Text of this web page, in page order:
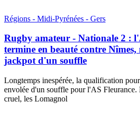
Régions - Midi-Pyrénées - Gers
Rugby amateur - Nationale 2 :
termine en beauté contre
jackpot d'un souffle
Longtemps inespérée, la qualification
envolée d'un souffle pour l'AS Fleurance.
cruel, les Lomagnol